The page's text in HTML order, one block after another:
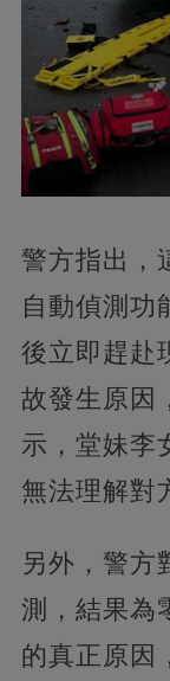
警方指出，
自動偵測功
後立即趕赴
故發生原因
示，堂妹李
無法理解對
另外，警方
測，結果為
的真正原因